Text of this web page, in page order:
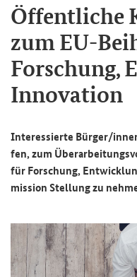
Öf­fent­li­che
zum EU-​
For­schung,
In­no­va­ti­on
In­ter­es­sier­te Bür­ger/
fen, zum
für For­schung,
mis­si­on Stel­lung zu